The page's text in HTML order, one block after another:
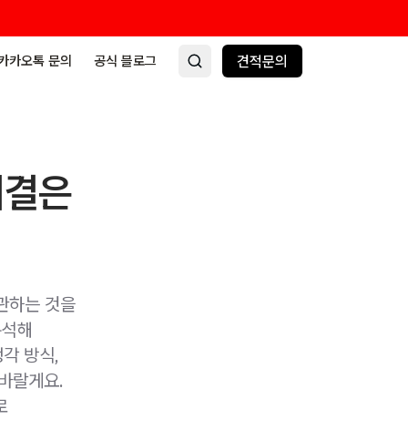
카오톡 문의 공식 블로그 견적문의
은
하는 것을
해
방식,
랄게요.